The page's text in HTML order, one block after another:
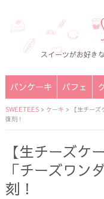
スイーツがお好き
パンケーキ パフェ
SWEETEES> ケーキ >
【生チー
復刻！
【生チーズケ
「チーズワン
刻！